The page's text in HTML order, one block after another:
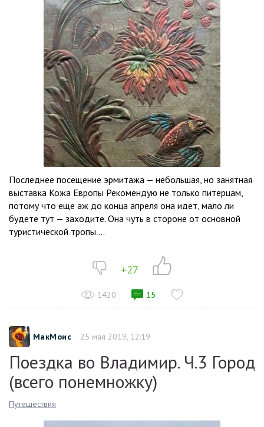
Последнее посещение эрмитажа — небольшая, но занятная
выставка Кожа Европы Рекомендую не только питерцам,
потому что еще аж до конца апреля она идет, мало ли
будете тут — заходите. Она чуть в стороне от основной
туристической тропы....
+27
1420 15
МакМоис 25 мая 2019, 12:19
Поездка во Владимир. Ч.3 Город
(всего понемножку)
Путешествия